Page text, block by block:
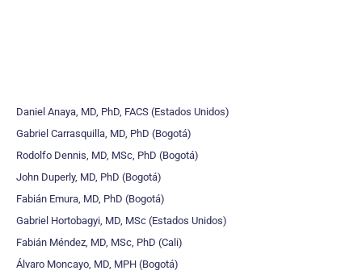
Daniel Anaya, MD, PhD, FACS (Estados Unidos)
Gabriel Carrasquilla, MD, PhD (Bogotá)
Rodolfo Dennis, MD, MSc, PhD (Bogotá)
John Duperly, MD, PhD (Bogotá)
Fabián Emura, MD, PhD (Bogotá)
Gabriel Hortobagyi, MD, MSc (Estados Unidos)
Fabián Méndez, MD, MSc, PhD (Cali)
Álvaro Moncayo, MD, MPH (Bogotá)